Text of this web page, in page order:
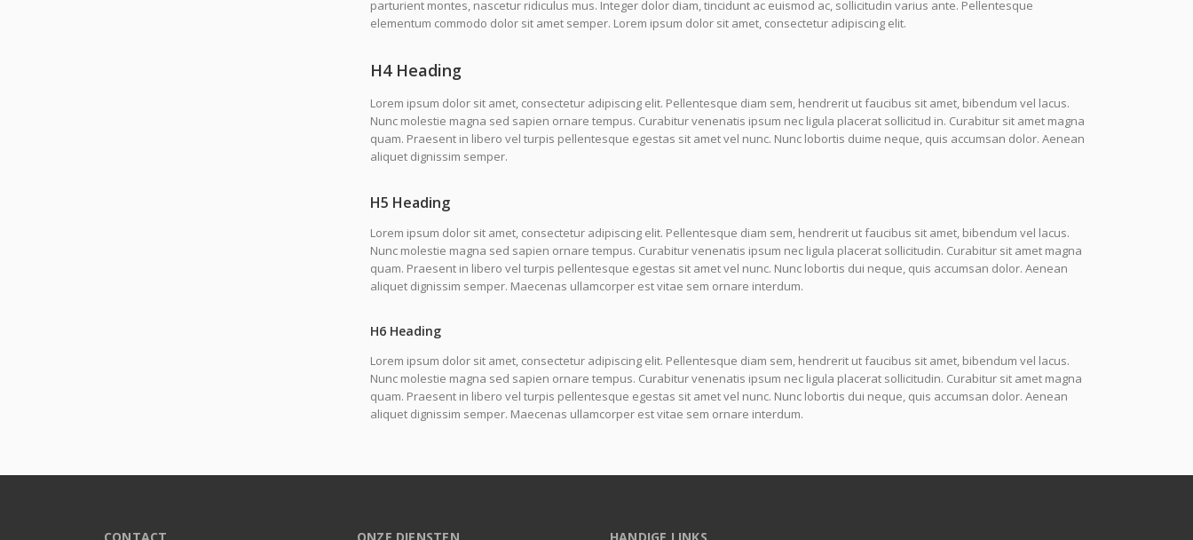
parturient montes, nascetur ridiculus mus. Integer dolor diam, tincidunt ac euismod ac, sollicitudin varius ante. Pellentesque
elementum commodo dolor sit amet semper. Lorem ipsum dolor sit amet, consectetur adipiscing elit.
H4 Heading
Lorem ipsum dolor sit amet, consectetur adipiscing elit. Pellentesque diam sem, hendrerit ut faucibus sit amet, bibendum vel lacus.
Nunc molestie magna sed sapien ornare tempus. Curabitur venenatis ipsum nec ligula placerat sollicitud in. Curabitur sit amet magna
quam. Praesent in libero vel turpis pellentesque egestas sit amet vel nunc. Nunc lobortis duime neque, quis accumsan dolor. Aenean
aliquet dignissim semper.
H5 Heading
Lorem ipsum dolor sit amet, consectetur adipiscing elit. Pellentesque diam sem, hendrerit ut faucibus sit amet, bibendum vel lacus.
Nunc molestie magna sed sapien ornare tempus. Curabitur venenatis ipsum nec ligula placerat sollicitudin. Curabitur sit amet magna
quam. Praesent in libero vel turpis pellentesque egestas sit amet vel nunc. Nunc lobortis dui neque, quis accumsan dolor. Aenean
aliquet dignissim semper. Maecenas ullamcorper est vitae sem ornare interdum.
H6 Heading
Lorem ipsum dolor sit amet, consectetur adipiscing elit. Pellentesque diam sem, hendrerit ut faucibus sit amet, bibendum vel lacus.
Nunc molestie magna sed sapien ornare tempus. Curabitur venenatis ipsum nec ligula placerat sollicitudin. Curabitur sit amet magna
quam. Praesent in libero vel turpis pellentesque egestas sit amet vel nunc. Nunc lobortis dui neque, quis accumsan dolor. Aenean
aliquet dignissim semper. Maecenas ullamcorper est vitae sem ornare interdum.